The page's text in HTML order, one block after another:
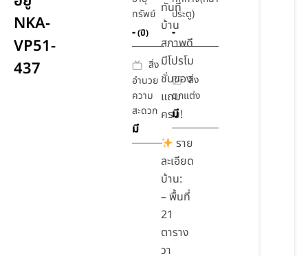
NKA-
VP51-
437
ทรัพย์
-(ปี)
ประตู)
-
สิ่ง
อำนวย
ความ
สะดวก
มี
สิ่ง
ตกแต่ง
มี
ทันที
บ้าน
สภาพดี
มีโปรโม
ชั่นของ
แถม
ครบ!
ราย
ละเอียด
บ้าน:
– พื้นที่
21
ตาราง
วา